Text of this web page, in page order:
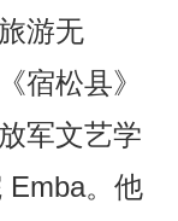
游无
宿松县》
军文艺学
Emba。他